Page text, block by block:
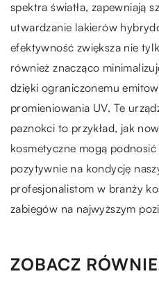
spektra światła, zapewniają
utwardzanie lakierów
efektywność zwiększa nie
również znacząco
dzięki ograniczonemu
promieniowania UV. Te
paznokci to przykład, jak
kosmetyczne mogą
pozytywnie na kondycję
profesjonalistom w branży
zabiegów na najwyższym
ZOBACZ